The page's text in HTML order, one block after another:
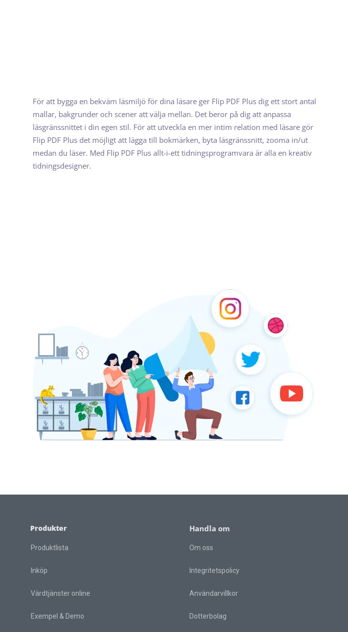
För att bygga en bekväm läsmiljö för dina läsare ger Flip PDF Plus dig ett stort antal
mallar, bakgrunder och scener att välja mellan. Det beror på dig att anpassa
läsgränssnittet i din egen stil. För att utveckla en mer intim relation med läsare gör
Flip PDF Plus det möjligt att lägga till bokmärken, byta läsgränssnitt, zooma in/ut
medan du läser. Med Flip PDF Plus allt-i-ett tidningsprogramvara är alla en kreativ
tidningsdesigner.
Produkter
Produktlista
Inköp
Värdtjänster online
Exempel & Demo
Handla om
Om oss
Integritetspolicy
Användarvillkor
Dotterbolag